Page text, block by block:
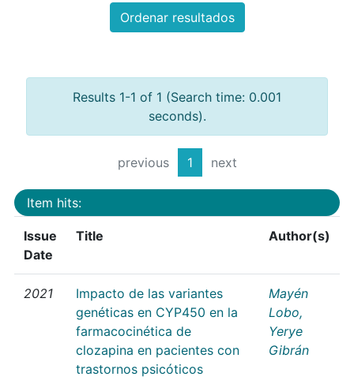
Ordenar resultados
Results 1-1 of 1 (Search time: 0.001
seconds).
previous 1 next
Item hits:
Issue
Date
Title Author(s)
2021
Impacto de las variantes
genéticas en CYP450 en la
farmacocinética de
clozapina en pacientes con
trastornos psicóticos
Mayén
Lobo,
Yerye
Gibrán